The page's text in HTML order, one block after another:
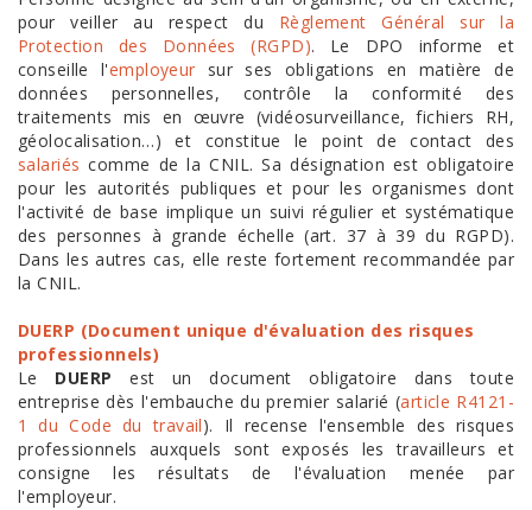
pour veiller au respect du Règlement Général sur la
Protection des Données (RGPD). Le DPO informe et
conseille l'employeur sur ses obligations en matière de
données personnelles, contrôle la conformité des
traitements mis en œuvre (vidéosurveillance, fichiers RH,
géolocalisation…) et constitue le point de contact des
salariés comme de la CNIL. Sa désignation est obligatoire
pour les autorités publiques et pour les organismes dont
l'activité de base implique un suivi régulier et systématique
des personnes à grande échelle (art. 37 à 39 du RGPD).
Dans les autres cas, elle reste fortement recommandée par
la CNIL.
DUERP (Document unique d'évaluation des risques
professionnels)
Le DUERP est un document obligatoire dans toute
entreprise dès l'embauche du premier salarié (article R4121-
1 du Code du travail). Il recense l'ensemble des risques
professionnels auxquels sont exposés les travailleurs et
consigne les résultats de l'évaluation menée par
l'employeur.